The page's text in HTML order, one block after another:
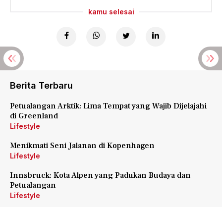
kamu selesai
Berita Terbaru
Petualangan Arktik: Lima Tempat yang Wajib Dijelajahi
di Greenland
Lifestyle
Menikmati Seni Jalanan di Kopenhagen
Lifestyle
Innsbruck: Kota Alpen yang Padukan Budaya dan
Petualangan
Lifestyle